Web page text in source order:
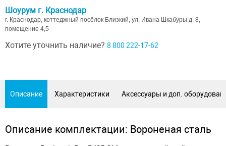
Шоурум г. Краснодар
г. Краснодар, коттеджный посёлок Близкий, ул. Ивана Шкабуры д. 8,
помещение 4,5
Хотите уточнить наличие? 8 800 222-17-62
Описание Характеристики Аксессуары и доп.
Описание комплектации: Вороненая сталь